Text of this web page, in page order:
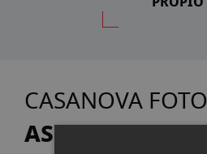
CASANOVA FOTO
ASESORA